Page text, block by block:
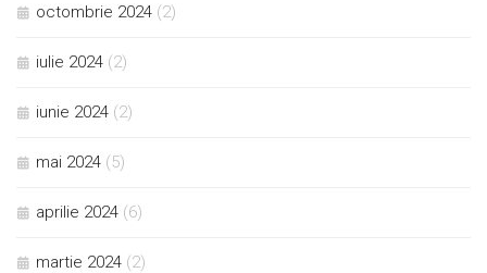
octombrie 2024 (2)
iulie 2024 (2)
iunie 2024 (2)
mai 2024 (5)
aprilie 2024 (6)
martie 2024 (2)